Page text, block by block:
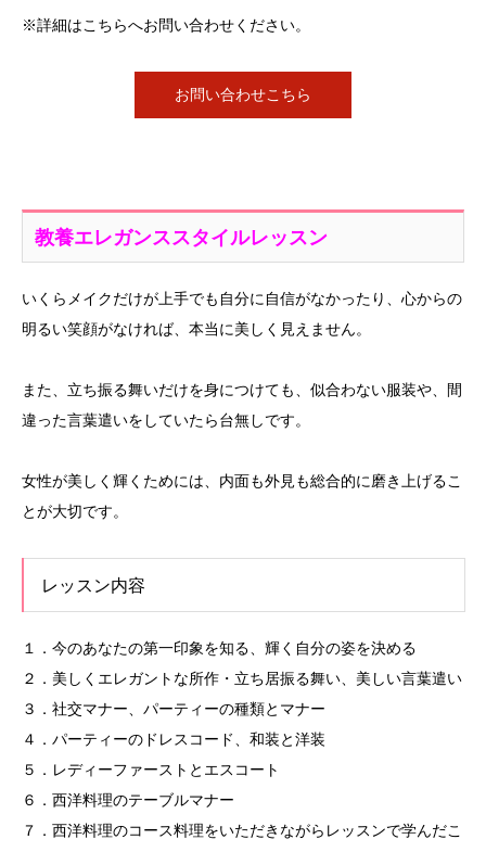
※詳細はこちらへお問い合わせください。
お問い合わせこちら
教養エレガンススタイルレッスン
いくらメイクだけが上手でも自分に自信がなかったり、心からの
明るい笑顔がなければ、本当に美しく見えません。
また、立ち振る舞いだけを身につけても、似合わない服装や、間
違った言葉遣いをしていたら台無しです。
女性が美しく輝くためには、内面も外見も総合的に磨き上げるこ
とが大切です。
レッスン内容
１．今のあなたの第一印象を知る、輝く自分の姿を決める
２．美しくエレガントな所作・立ち居振る舞い、美しい言葉遣い
３．社交マナー、パーティーの種類とマナー
４．パーティーのドレスコード、和装と洋装
５．レディーファーストとエスコート
６．西洋料理のテーブルマナー
７．西洋料理のコース料理をいただきながらレッスンで学んだこ